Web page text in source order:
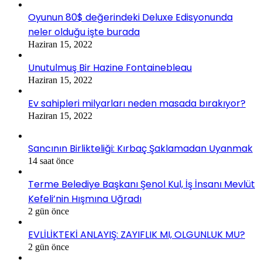
Oyunun 80$ değerindeki Deluxe Edisyonunda
neler olduğu işte burada
Haziran 15, 2022
Unutulmuş Bir Hazine Fontainebleau
Haziran 15, 2022
Ev sahipleri milyarları neden masada bırakıyor?
Haziran 15, 2022
Sancının Birlikteliği: Kırbaç Şaklamadan Uyanmak
14 saat önce
Terme Belediye Başkanı Şenol Kul, İş İnsanı Mevlüt
Kefeli’nin Hışmına Uğradı
2 gün önce
EVLİLİKTEKİ ANLAYIŞ: ZAYIFLIK MI, OLGUNLUK MU?
2 gün önce